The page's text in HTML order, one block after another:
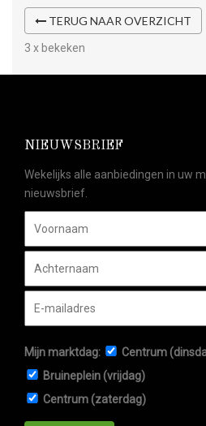
TERUG NAAR OVERZICHT
3 x bekeken
NIEUWSBRIEF
Wekelijks alle aanbiedingen in uw
nieuwsbrief.
Mijn marktdag:
Centrum
Bruineplein (vrijdag)
Centrum (zaterdag)